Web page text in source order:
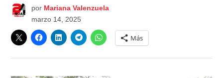
por Mariana Valenzuela
marzo 14, 2025
Más